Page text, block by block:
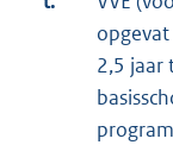
2,5 jaar